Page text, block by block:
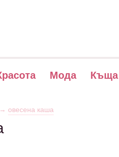
Мода Къща
→ овесена каша